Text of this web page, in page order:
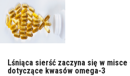
Lśniąca sierść zaczyna się w misce
dotyczące kwasów omega-3